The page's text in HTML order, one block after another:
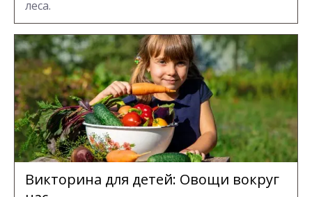
леса.
Викторина для детей: Овощи вокруг